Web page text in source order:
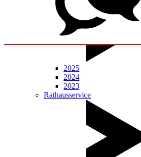
2025
2024
2023
Rathausservice